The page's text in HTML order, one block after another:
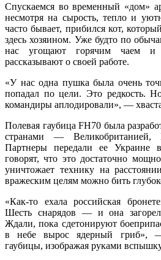
Спускаемся во временный «дом»
несмотря на сырость, тепло и
часто бывает, прибился кот,
здесь хозяином. Уже будто по
нас угощают горячим чаем и
рассказывают о своей работе.
«У нас одна пушка была очень
попадал по цели. Это редкость.
командиры аплодировали», —
Полевая гаубица FH70 была
странами — Великобританией,
Партнеры передали ее
говорят, что это достаточно
уничтожает технику на
вражеским целям можно бить
«Как-то ехала российская
Шесть снарядов — и она
Ждали, пока сдетонируют
в небе вырос ядерный гриб»,
гаубицы, изображая руками